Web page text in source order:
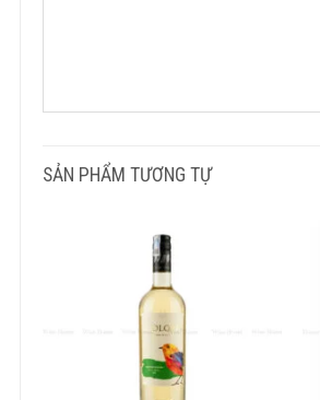
GIỐNG NHO SẢN XUẤT
NỒNG ĐỘ
QUỐC GIA SẢN XUẤT
SẢN PHẨM TƯƠNG TỰ